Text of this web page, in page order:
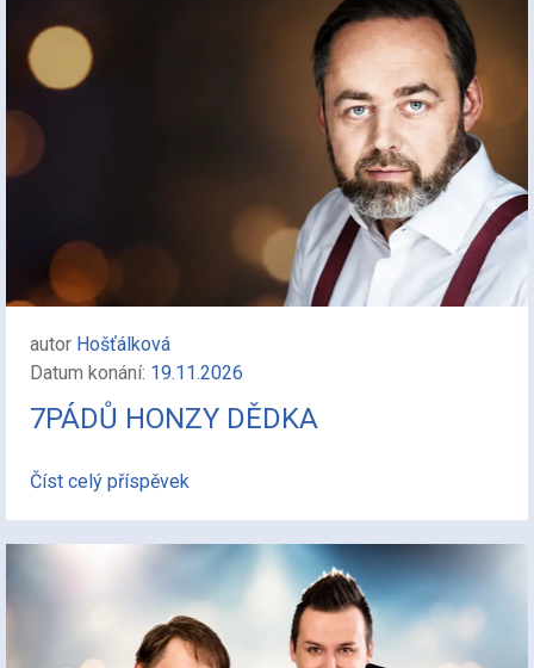
autor Hošťálková
Datum konání: 19.11.2026
7PÁDŮ HONZY DĚDKA
Číst celý příspěvek